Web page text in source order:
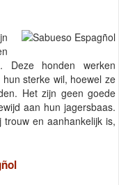
Deze honden werken
sterke wil, hoewel ze
Het zijn geen goede
aan hun jagersbaas.
en aanhankelijk is,